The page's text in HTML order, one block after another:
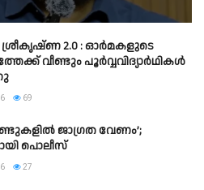
2.0 : ഓർമകളുടെ
വീണ്ടും പൂർവ്വവിദ്യാർഥികൾ
69
ജാഗ്രത വേണം’;
പൊലീസ്
27